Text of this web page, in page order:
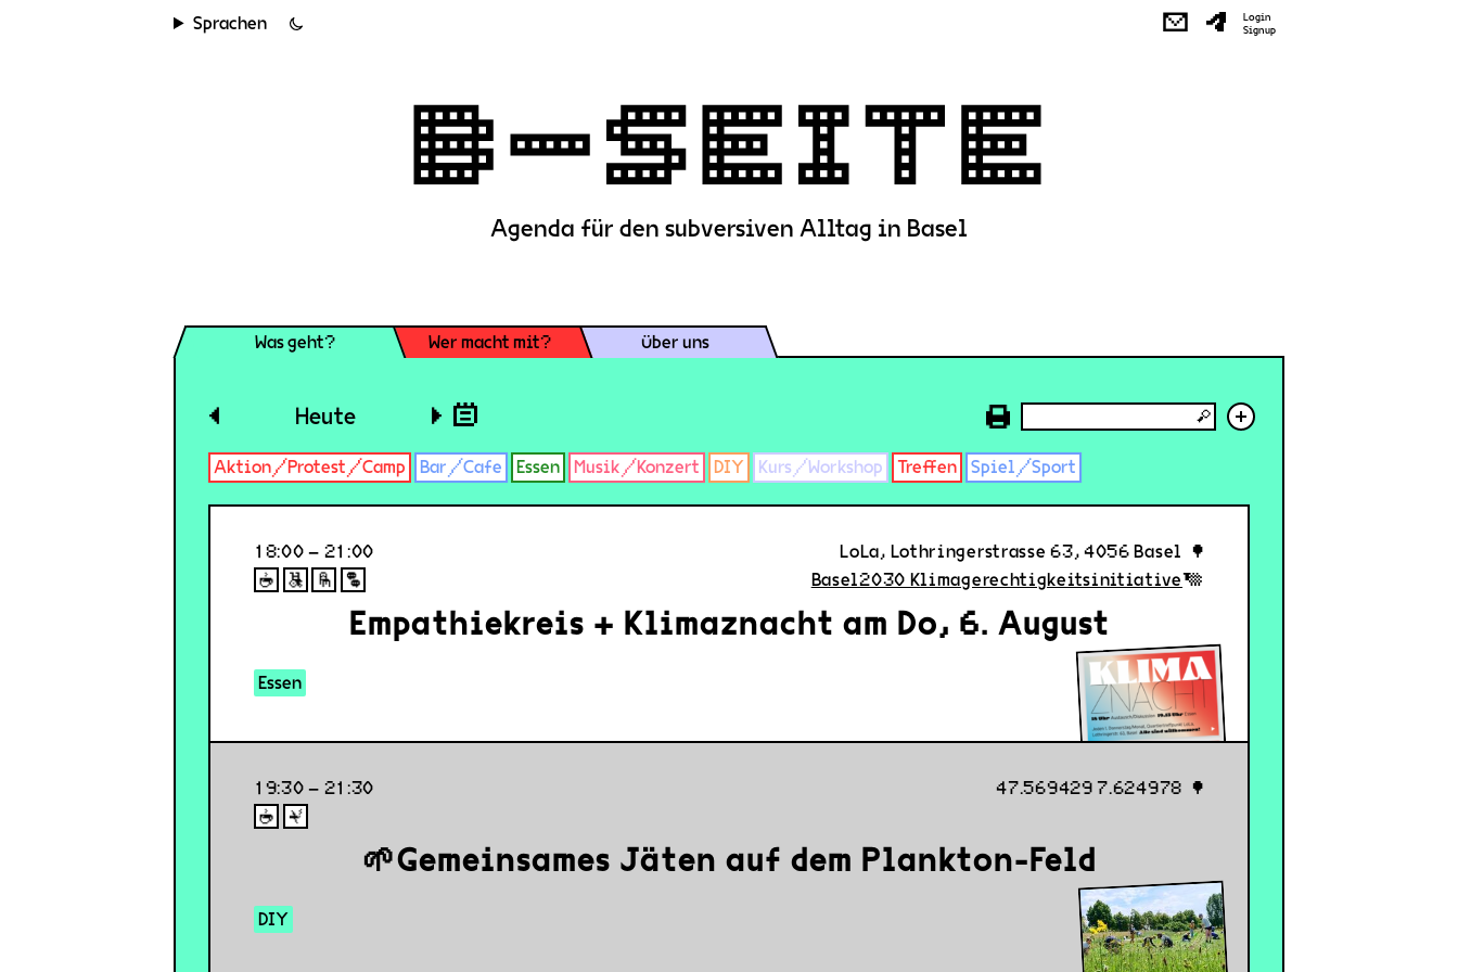
Sprachen ✉
Login
Signup
Agenda für den subversiven Alltag in Basel
Was geht? Wer macht mit? Über uns
◀ Heute ▶ +
Aktion/Protest/Camp Bar/Cafe Essen Musik/Konzert DIY Kurs/Workshop Treffen Spiel/Sport
18:00 – 21:00
LoLa, Lothringerstrasse 63, 4056 Basel
Basel2030 Klimagerechtigkeitsinitiative
Empathiekreis + Klimaznacht am Do, 6. August
Essen
19:30 – 21:30 47.569429 7.624978
🌱Gemeinsames Jäten auf dem Plankton-Feld
DIY